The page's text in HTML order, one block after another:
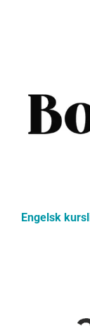
Engelsk